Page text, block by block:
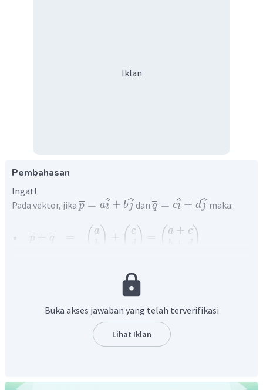
Iklan
Pembahasan
Ingat!
Pada vektor, jika p = ai + bj danq = ci + dj maka:
p + q ( a ) + ( c ) ( a + c)
a + b = (−1 ) +(13)
( 3+
−1+13)
Buka akses jawaban yang telah terverifikasi
Lihat Iklan